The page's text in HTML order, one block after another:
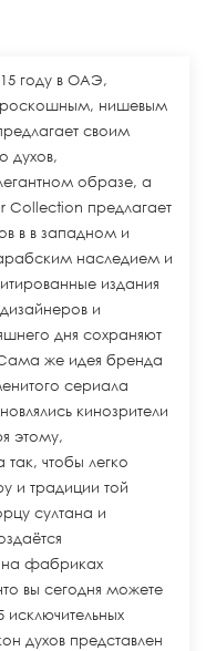
году в ОАЭ,
роскошным, нишевым
своим
духов,
образе, а
Collection предлагает
в в западном и
наследием и
издания
и
дня сохраняют
же идея бренда
сериала
кинозрители
этому,
чтобы легко
и традиции той
султана и
фабриках
вы сегодня можете
исключительных
духов представлен